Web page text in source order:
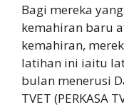
Bagi mereka
kemahiran baru
kemahiran,
latihan ini iaitu
bulan menerusi
TVET (PERKASA